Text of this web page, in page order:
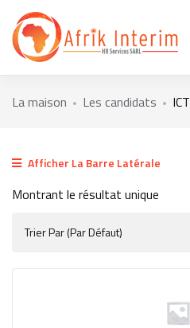
La maison Les candidats ICT
Afficher La Barre Latérale
Montrant le résultat unique
Trier Par (par Défaut)